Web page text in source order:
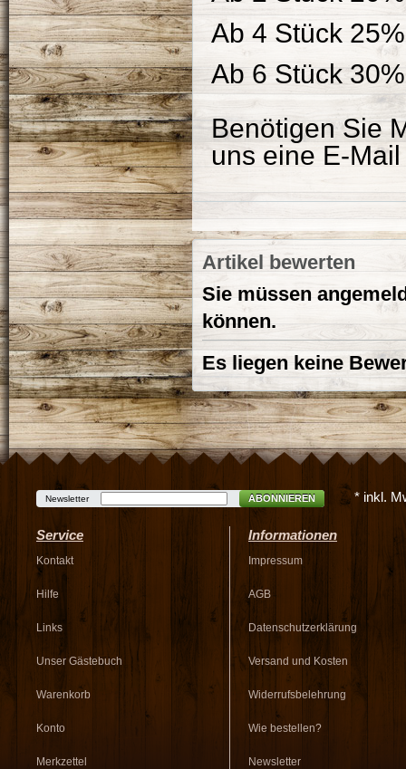
Ab 4 Stück 25%
Ab 6 Stück 30%
Benötigen Sie
uns eine E-
Artikel bewerten
Sie müssen
können.
Es liegen keine
Newsletter ABONNIEREN * inkl.
Service
Kontakt
Hilfe
Links
Unser Gästebuch
Warenkorb
Konto
Merkzettel
Informationen
Impressum
AGB
Datenschutzerklärung
Versand und Kosten
Widerrufsbelehrung
Wie bestellen?
Newsletter